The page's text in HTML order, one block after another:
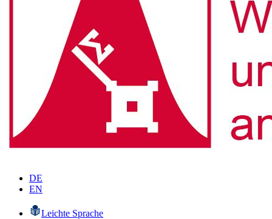
DE
EN
Leichte Sprache